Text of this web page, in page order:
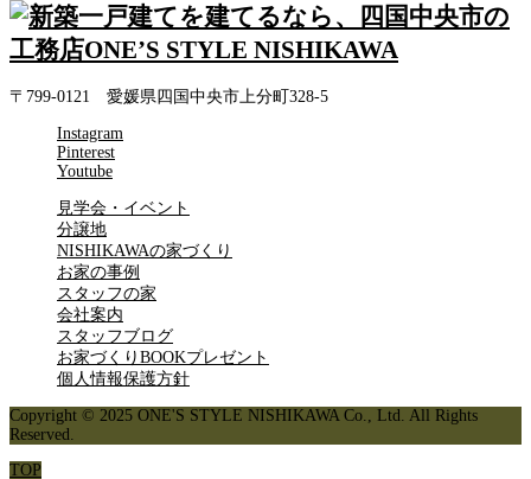
〒799-0121 愛媛県四国中央市上分町328-5
Instagram
Pinterest
Youtube
見学会・イベント
分譲地
NISHIKAWAの家づくり
お家の事例
スタッフの家
会社案内
スタッフブログ
お家づくりBOOKプレゼント
個人情報保護方針
Copyright © 2025 ONE'S STYLE NISHIKAWA Co., Ltd. All Rights
Reserved.
TOP